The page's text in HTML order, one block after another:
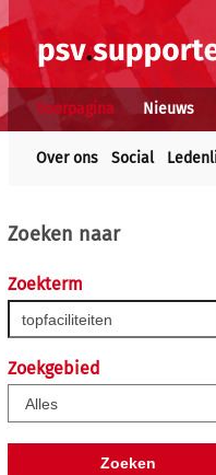
Voorpagina Nieuws
Over ons Social
Zoeken naar
Zoekterm
Zoekgebied